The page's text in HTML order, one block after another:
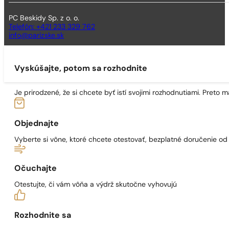
PC Beskidy Sp. z o. o.
Telefón: +421 233 329 762
info@parizske.sk
Vyskúšajte, potom sa rozhodnite
Je prirodzené, že si chcete byť istí svojimi rozhodnutiami. Preto
Objednajte
Vyberte si vône, ktoré chcete otestovať, bezplatné doručenie
Očuchajte
Otestujte, či vám vôňa a výdrž skutočne vyhovujú
Rozhodnite sa